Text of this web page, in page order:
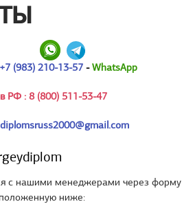
+7 (983) 210-13-57 -WhatsApp
РФ : 8 (800) 511-53-47
diplomsruss2000@gmail.com
с нашими менеджерами через форму
ниже: